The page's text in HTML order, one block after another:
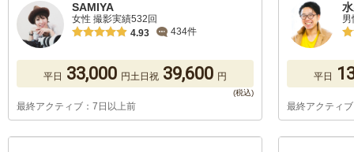
SAMIYA
女性 撮影実績532回
4.93
434件
平日 33,000 円土日祝 39,600 円
最終アクティブ：7日以上前
平日
最終アクティ